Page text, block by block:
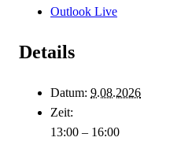
Outlook Live
Details
Datum: 9.08.2026
Zeit:
13:00 – 16:00